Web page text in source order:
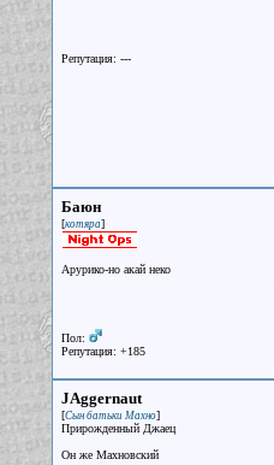
Репутация: ---
Баюн
[котяра]
Арурико-но акай неко
Пол:
Репутация: +185
JAggernaut
[Сын батьки Махно]
Прирожденный Джаец
Он же Махновский